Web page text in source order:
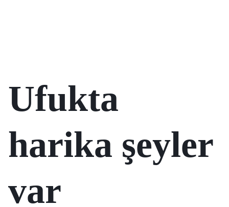
Ufukta
harika şeyler
var